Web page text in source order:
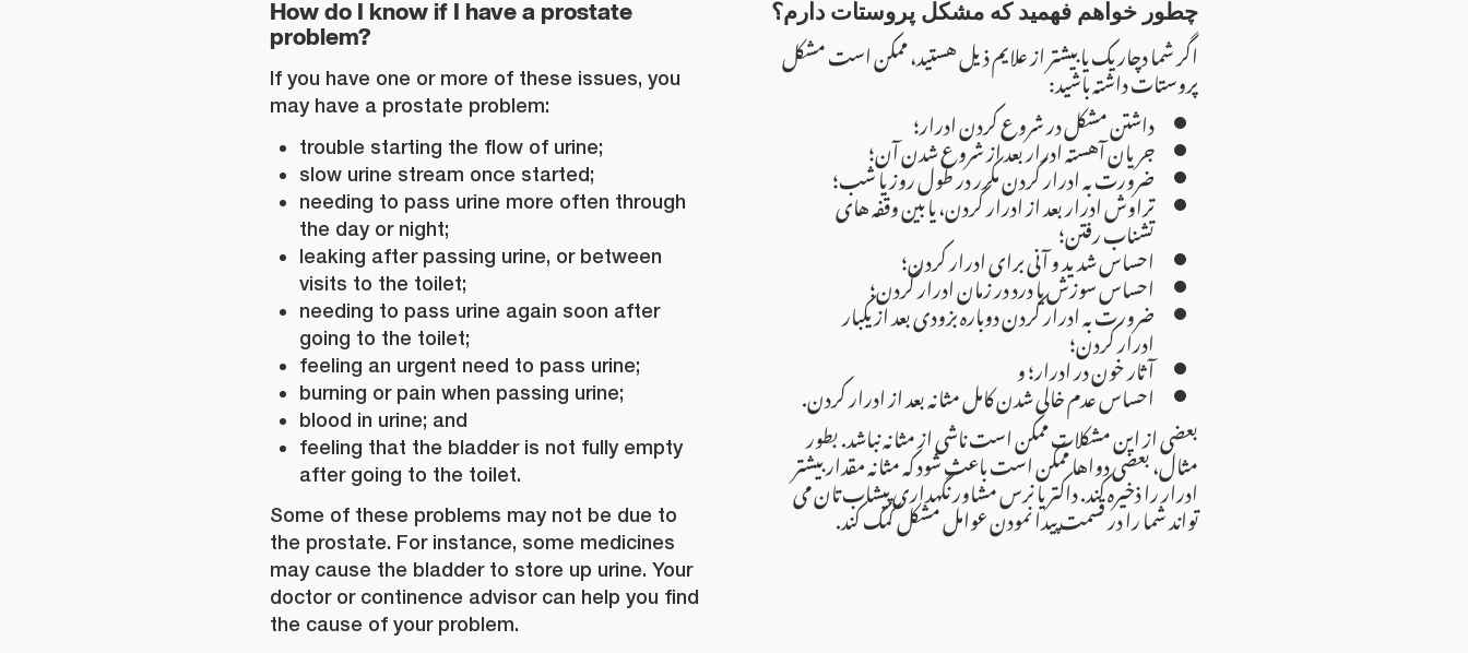
How do I know if I have a prostate
problem?
If you have one or more of these issues, you
may have a prostate problem:
trouble starting the flow of urine;
slow urine stream once started;
needing to pass urine more often through
the day or night;
leaking after passing urine, or between
visits to the toilet;
needing to pass urine again soon after
going to the toilet;
feeling an urgent need to pass urine;
burning or pain when passing urine;
blood in urine; and
feeling that the bladder is not fully empty
after going to the toilet.
Some of these problems may not be due to
the prostate. For instance, some medicines
may cause the bladder to store up urine. Your
doctor or continence advisor can help you find
the cause of your problem.
چطور خواهم فهمید که مشکل پروستات دارم؟
اگر شما دچار یک یا بیشتر از علایم ذیل هستید، ممکن است مشکل
پروستات داشته باشید:
داشتن مشکل در شروع کردن ادرار؛
جریان آهسته ادرار بعد از شروع شدن آن؛
ضرورت به ادرار کردن مکرر در طول روز یا شب؛
تراوش ادرار بعد از ادرار کردن، یا بین وقفه های
تشناب رفتن؛
احساس شدید و آنی برای ادرار کردن؛
احساس سوزش یا درد در زمان ادرار کردن؛
ضرورت به ادرار کردن دوباره بزودی بعد از یکبار
ادرار کردن؛
آثار خون در ادرار؛ و
احساس عدم خالی شدن کامل مثانه بعد از ادرار کردن.
بعضی از این مشکلات ممکن است ناشی از مثانه نباشد. بطور
مثال، بعضی دواها ممکن است باعث شود که مثانه مقدار بیشتر
ادرار را ذخیره کند. داکتر یا نرس مشاور نگهداری پیشاب تان می
تواند شما را در قسمت پیدا نمودن عوامل مشکل کمک کند.